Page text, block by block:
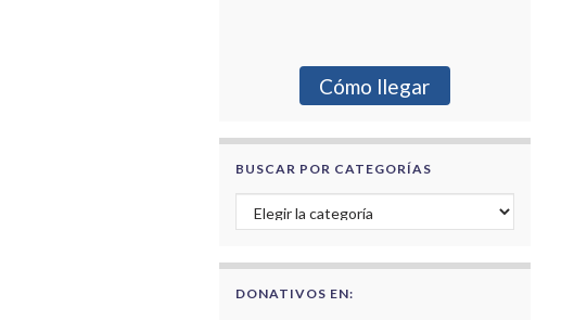
Cómo llegar
BUSCAR POR CATEGORÍAS
Buscar por categorías
DONATIVOS EN: